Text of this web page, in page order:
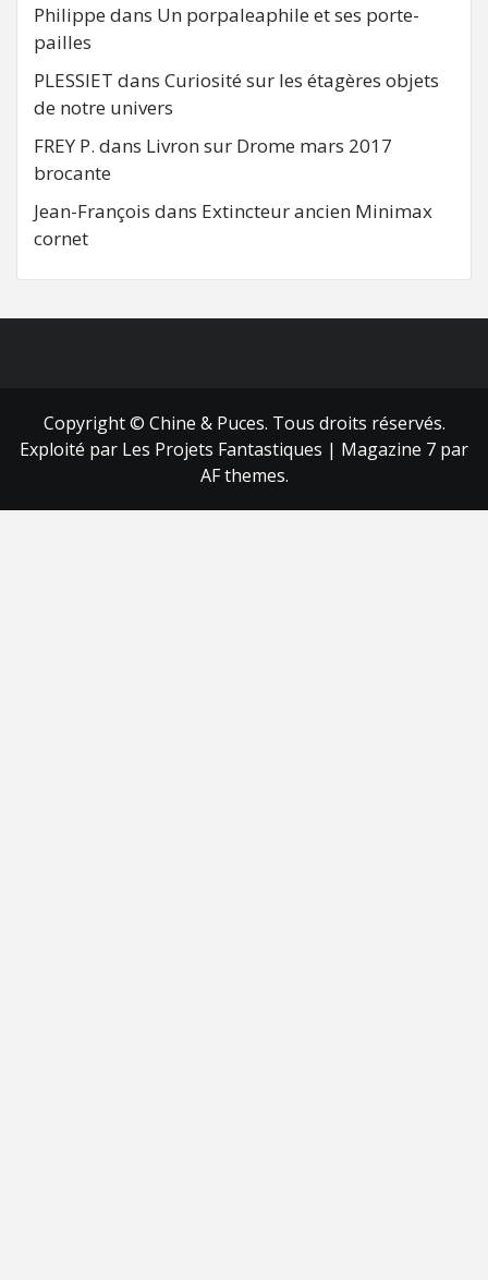
Philippe dans Un porpaleaphile et ses porte-
pailles
PLESSIET dans Curiosité sur les étagères objets
de notre univers
FREY P. dans Livron sur Drome mars 2017
brocante
Jean-François dans Extincteur ancien Minimax
cornet
Copyright © Chine & Puces. Tous droits réservés.
Exploité par Les Projets Fantastiques | Magazine 7 par
AF themes.